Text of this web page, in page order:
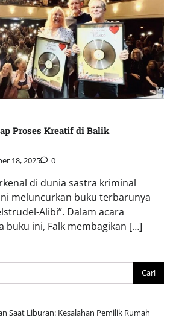
Proses Kreatif di Balik
18, 2025 0
di dunia sastra kriminal
meluncurkan buku terbarunya
Alibi”. Dalam acara
buku ini, Falk membagikan […]
Saat Liburan: Kesalahan Pemilik Rumah